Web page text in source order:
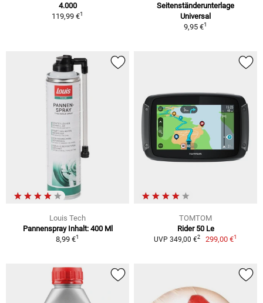
4.000
119,99 €1
Seitenständerunterlage
Universal
9,95 €1
Louis Tech
Pannenspray Inhalt: 400 Ml
8,99 €1
TOMTOM
Rider 50 Le
UVP 349,00 €2 299,00 €1